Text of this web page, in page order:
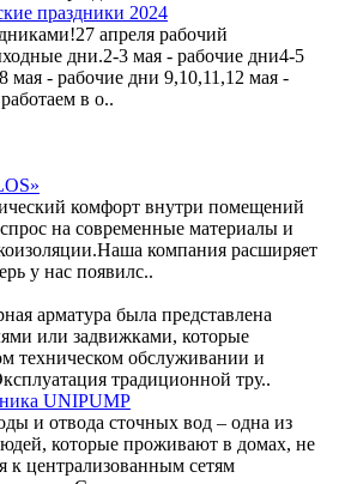
праздники 2024
апреля рабочий
дни.2-3 мая - рабочие дни4-5
мая - рабочие дни 9,10,11,12 мая -
в о..
комфорт внутри помещений
на современные материалы и
компания расширяет
у нас появилс..
арматура была представлена
или задвижками, которые
техническом обслуживании и
традиционной тру..
UNIPUMP
и отвода сточных вод – одна из
которые проживают в домах, не
централизованным сетям